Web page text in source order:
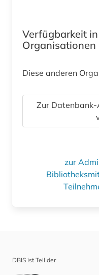
Verfügbarkeit
Organisationen
Diese anderen
Zur
zur
DBIS ist Teil der